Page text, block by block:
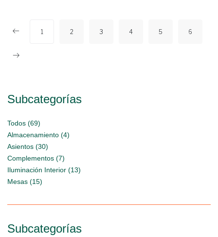
1 2 3 4 5 6
Subcategorías
Todos (69)
Almacenamiento (4)
Asientos (30)
Complementos (7)
Iluminación Interior (13)
Mesas (15)
Subcategorías